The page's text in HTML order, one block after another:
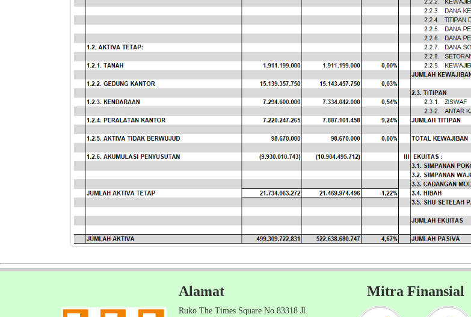
Alamat
Ruko The Times Square No.83318 Jl.
Mitra Finansial